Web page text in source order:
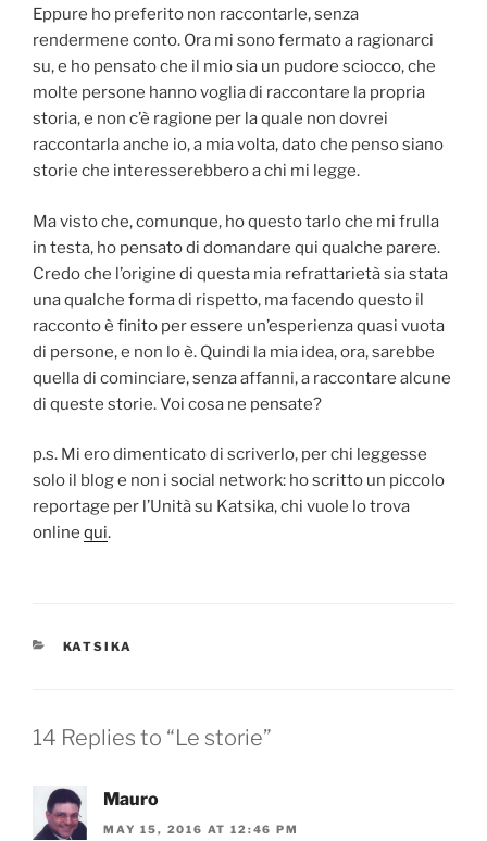
Eppure ho preferito non raccontarle, senza
rendermene conto. Ora mi sono fermato a ragionarci
su, e ho pensato che il mio sia un pudore sciocco, che
molte persone hanno voglia di raccontare la propria
storia, e non c’è ragione per la quale non dovrei
raccontarla anche io, a mia volta, dato che penso siano
storie che interesserebbero a chi mi legge.
Ma visto che, comunque, ho questo tarlo che mi frulla
in testa, ho pensato di domandare qui qualche parere.
Credo che l’origine di questa mia refrattarietà sia stata
una qualche forma di rispetto, ma facendo questo il
racconto è finito per essere un’esperienza quasi vuota
di persone, e non lo è. Quindi la mia idea, ora, sarebbe
quella di cominciare, senza affanni, a raccontare alcune
di queste storie. Voi cosa ne pensate?
p.s. Mi ero dimenticato di scriverlo, per chi leggesse
solo il blog e non i social network: ho scritto un piccolo
reportage per l’Unità su Katsika, chi vuole lo trova
online qui.
CATEGORIES
KATSIKA
14 Replies to “Le storie”
Mauro
MAY 15, 2016 AT 12:46 PM